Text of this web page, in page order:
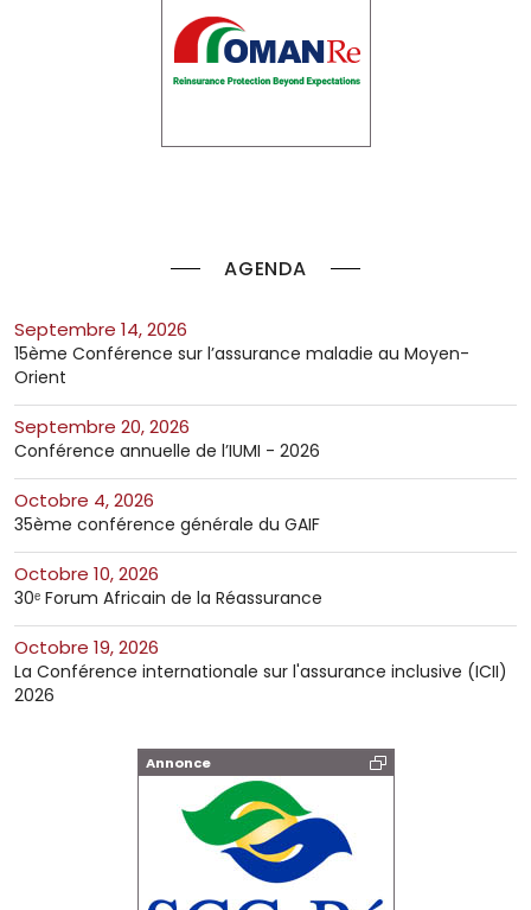
AGENDA
septembre 14, 2026
15ème Conférence sur l’assurance maladie au Moyen-
Orient
septembre 20, 2026
Conférence annuelle de l’IUMI - 2026
octobre 4, 2026
35ème conférence générale du GAIF
octobre 10, 2026
30ᵉ Forum Africain de la Réassurance
octobre 19, 2026
La Conférence internationale sur l'assurance inclusive (ICII)
2026
Annonce